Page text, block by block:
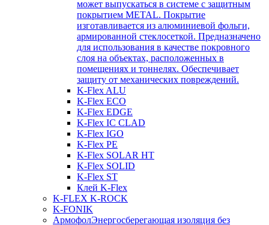
может выпускаться в системе c защитным
покрытием METAL. Покрытие
изготавливается из алюминиевой фольги,
армированной стеклосеткой. Предназначено
для использования в качестве покровного
слоя на объектах, расположенных в
помещениях и тоннелях. Обеспечивает
защиту от механических повреждений.
K-Flex ALU
K-Flex ECO
K-Flex EDGE
K-Flex IC CLAD
K-Flex IGO
K-Flex PE
K-Flex SOLAR HT
K-Flex SOLID
K-Flex ST
Клей K-Flex
K-FLEX K-ROCK
K-FONIK
АрмофолЭнергосберегающая изоляция без